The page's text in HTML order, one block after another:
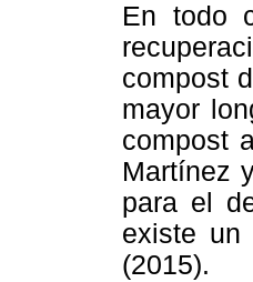
En todo
compost
mayor
compost
Martínez
para el
existe un
(2015).